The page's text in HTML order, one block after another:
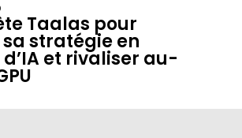
Taalas pour
stratégie en
et rivaliser au-